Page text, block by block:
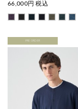
66,000円 税込
PRE ORDER